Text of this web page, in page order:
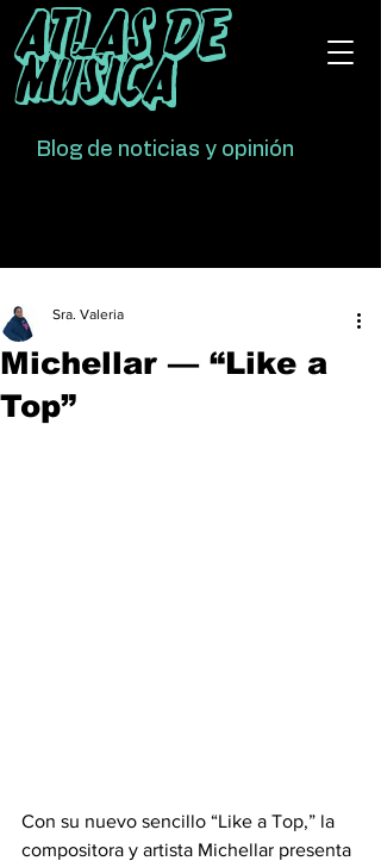
Atlas De
Música
Blog de noticias y opinión
Michellar — “Like a
Top”
Sra. Valeria
Con su nuevo sencillo “Like a Top,” la
compositora y artista Michellar presenta